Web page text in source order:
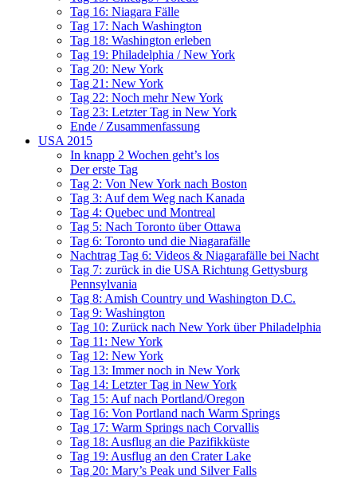
Tag 16: Niagara Fälle
Tag 17: Nach Washington
Tag 18: Washington erleben
Tag 19: Philadelphia / New York
Tag 20: New York
Tag 21: New York
Tag 22: Noch mehr New York
Tag 23: Letzter Tag in New York
Ende / Zusammenfassung
USA 2015
In knapp 2 Wochen geht’s los
Der erste Tag
Tag 2: Von New York nach Boston
Tag 3: Auf dem Weg nach Kanada
Tag 4: Quebec und Montreal
Tag 5: Nach Toronto über Ottawa
Tag 6: Toronto und die Niagarafälle
Nachtrag Tag 6: Videos & Niagarafälle bei Nacht
Tag 7: zurück in die USA Richtung Gettysburg
Pennsylvania
Tag 8: Amish Country und Washington D.C.
Tag 9: Washington
Tag 10: Zurück nach New York über Philadelphia
Tag 11: New York
Tag 12: New York
Tag 13: Immer noch in New York
Tag 14: Letzter Tag in New York
Tag 15: Auf nach Portland/Oregon
Tag 16: Von Portland nach Warm Springs
Tag 17: Warm Springs nach Corvallis
Tag 18: Ausflug an die Pazifikküste
Tag 19: Ausflug an den Crater Lake
Tag 20: Mary’s Peak und Silver Falls